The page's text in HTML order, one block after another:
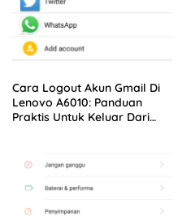
Cara Logout Akun Gmail Di
Lenovo A6010: Panduan
Praktis Untuk Keluar Dari